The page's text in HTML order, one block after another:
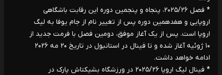
* فصل ۲۰۲۵/۲۶، پنجاه و پنجمین دوره این رقابت باشگاهی
اروپایی و هفدهمین دوره پس از تغییر نام از جام یوفا به لیگ
اروپا است. پس از یک آغاز موفق، دومین فصل با فرمت جدید از
۱۰ ژوئیه آغاز شده و تا فینال در استانبول در تاریخ ۲۰ مه ۲۰۲۶
ادامه خواهد داشت.
* فینال لیگ اروپا ۲۰۲۵/۲۶ در ورزشگاه بشیکتاش پارک در